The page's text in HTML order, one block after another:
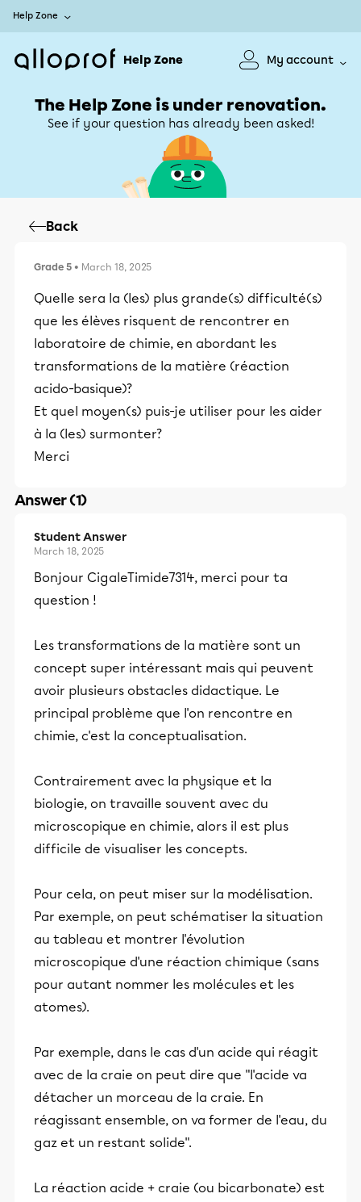
Help Zone
Help Zone My account
The Help Zone is under renovation.
See if your question has already been asked!
Back
Grade 5 • March 18, 2025
Quelle sera la (les) plus grande(s) difficulté(s)
que les élèves risquent de rencontrer en
laboratoire de chimie, en abordant les
transformations de la matière (réaction
acido-basique)?
Et quel moyen(s) puis-je utiliser pour les aider
à la (les) surmonter?
Merci
Answer (1)
Student Answer
March 18, 2025
Bonjour CigaleTimide7314, merci pour ta
question !
Les transformations de la matière sont un
concept super intéressant mais qui peuvent
avoir plusieurs obstacles didactique. Le
principal problème que l'on rencontre en
chimie, c'est la conceptualisation.
Contrairement avec la physique et la
biologie, on travaille souvent avec du
microscopique en chimie, alors il est plus
difficile de visualiser les concepts.
Pour cela, on peut miser sur la modélisation.
Par exemple, on peut schématiser la situation
au tableau et montrer l'évolution
microscopique d'une réaction chimique (sans
pour autant nommer les molécules et les
atomes).
Par exemple, dans le cas d'un acide qui réagit
avec de la craie on peut dire que "l'acide va
détacher un morceau de la craie. En
réagissant ensemble, on va former de l'eau, du
gaz et un restant solide".
La réaction acide + craie (ou bicarbonate) est